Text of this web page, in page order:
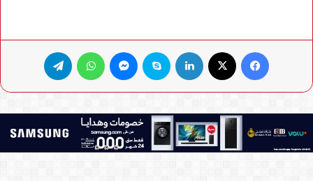
فيسبوك لينكدإن سكايب ماسنجر واتساب